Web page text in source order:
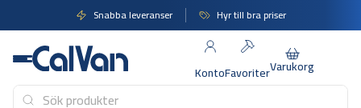
till
innehåll
Snabba leveranser Hyr till bra priser
KontoFavoriterVarukorg